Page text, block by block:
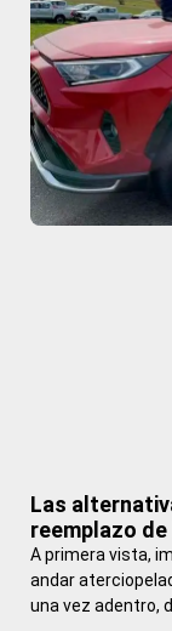
Las
reemplazo
A primera vista,
andar
una vez adentro,